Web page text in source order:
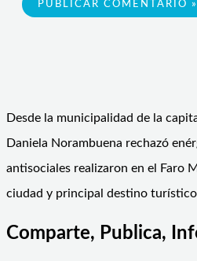
Desde la municipalidad de la
Daniela Norambuena rechazó
antisociales realizaron en el Faro
ciudad y principal destino
Comparte, Publica,